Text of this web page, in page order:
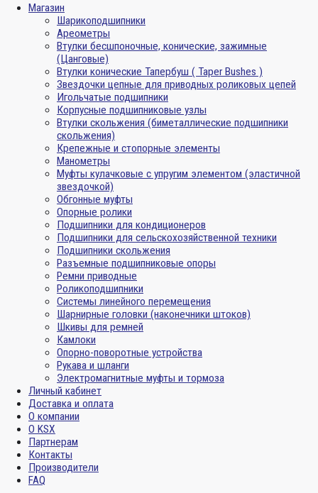
Магазин
Шарикоподшипники
Ареометры
Втулки бесшпоночные, конические, зажимные
(Цанговые)
Втулки конические Тапербуш ( Taper Bushes )
Звездочки цепные для приводных роликовых цепей
Игольчатые подшипники
Корпусные подшипниковые узлы
Втулки скольжения (биметаллические подшипники
скольжения)
Крепежные и стопорные элементы
Манометры
Муфты кулачковые с упругим элементом (эластичной
звездочкой)
Обгонные муфты
Опорные ролики
Подшипники для кондиционеров
Подшипники для сельскохозяйственной техники
Подшипники скольжения
Разъемные подшипниковые опоры
Ремни приводные
Роликоподшипники
Системы линейного перемещения
Шарнирные головки (наконечники штоков)
Шкивы для ремней
Камлоки
Опорно-поворотные устройства
Рукава и шланги
Электромагнитные муфты и тормоза
Личный кабинет
Доставка и оплата
О компании
О KSX
Партнерам
Контакты
Производители
FAQ